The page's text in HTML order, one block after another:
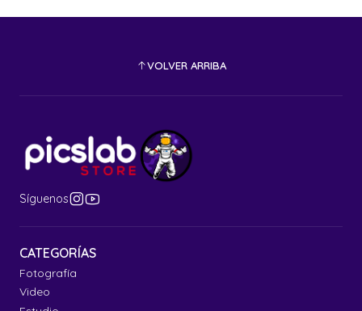
VOLVER ARRIBA
Síguenos
CATEGORÍAS
Fotografía
Video